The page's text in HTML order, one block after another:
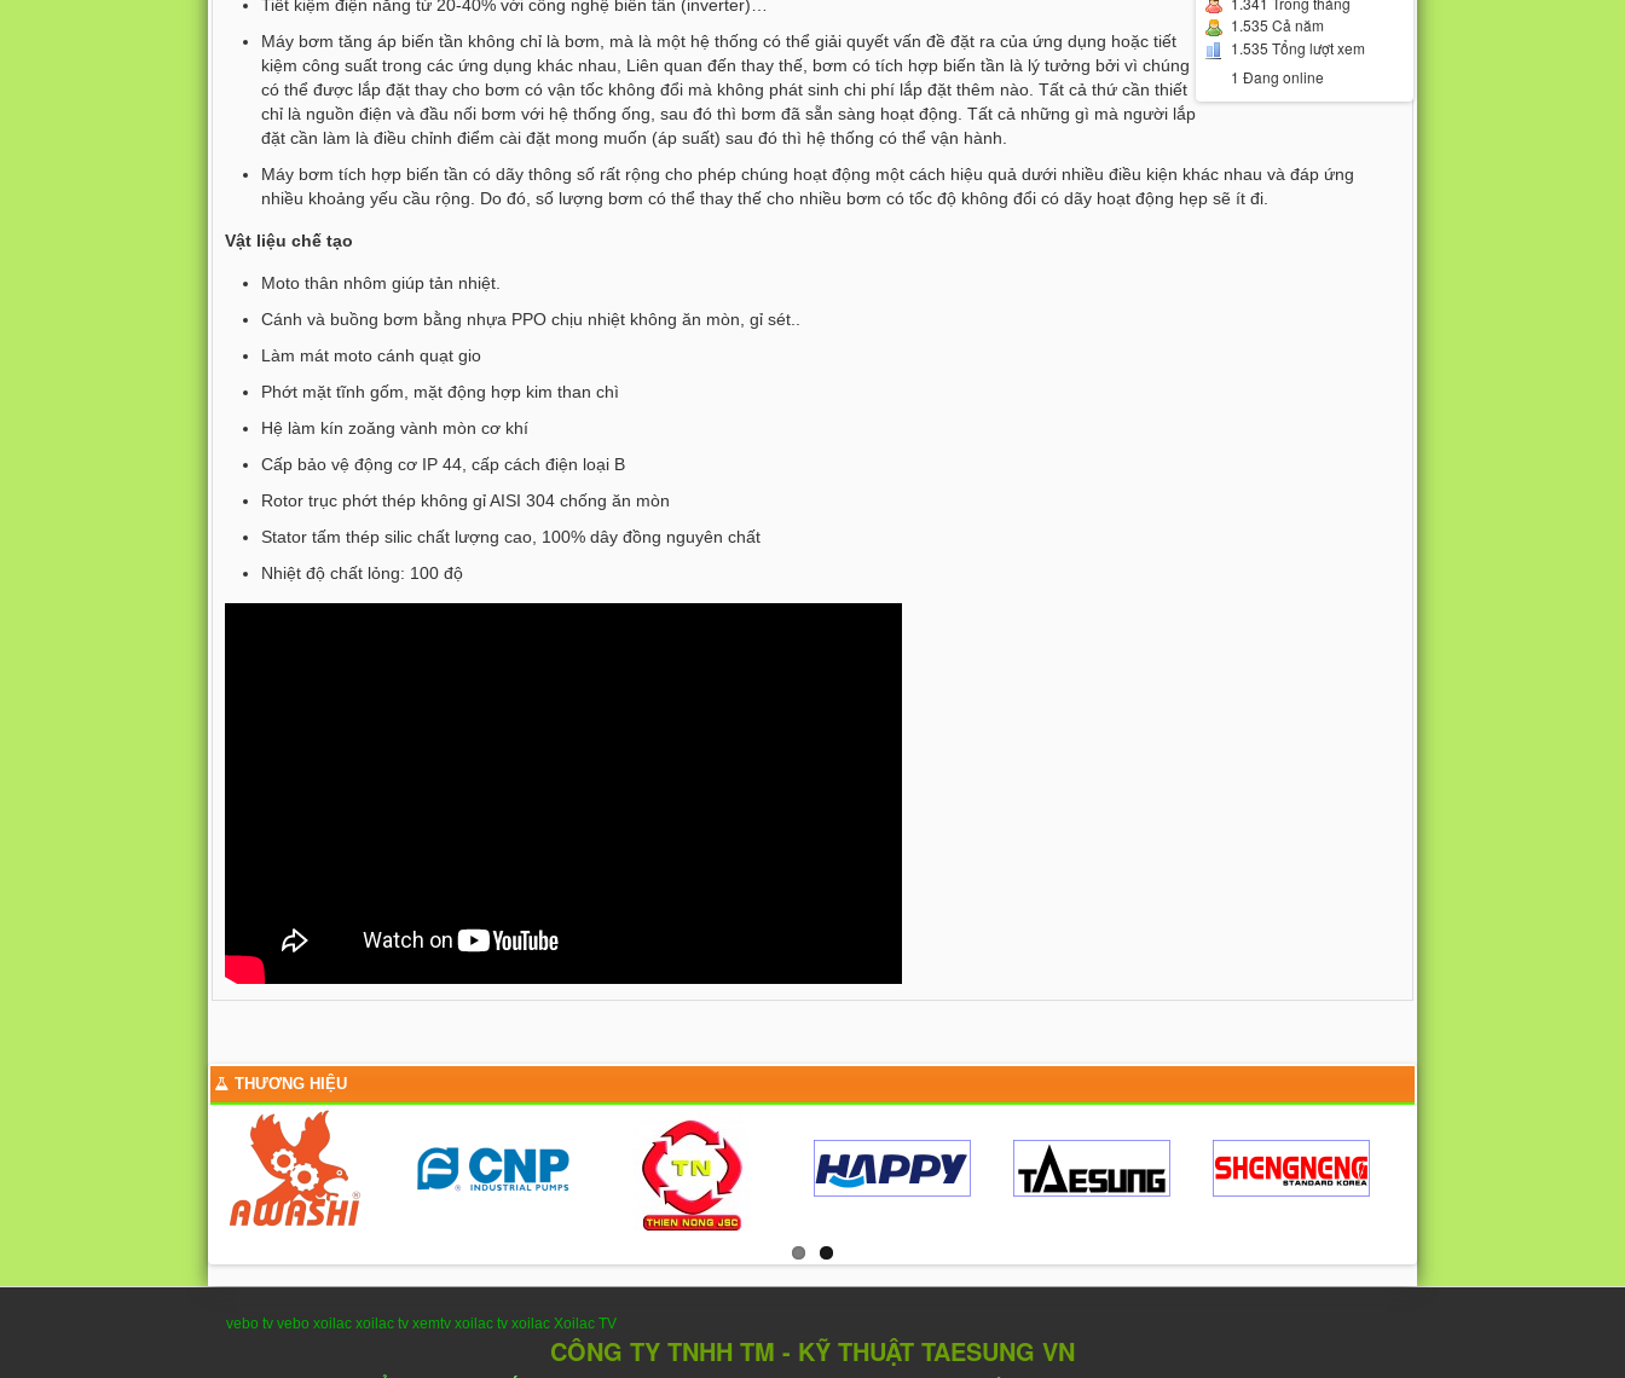
1.535 Cả năm
1.535 Tổng lượt xem
1 Đang online
Tiết kiệm điện năng từ 20-40% với công nghệ biến tần (inverter)…
Máy bơm tăng áp biến tần không chỉ là bơm, mà là một hệ thống có thể giải quyết vấn đề đặt ra của ứng dụng hoặc tiết
kiệm công suất trong các ứng dụng khác nhau, Liên quan đến thay thế, bơm có tích hợp biến tần là lý tưởng bởi vì chúng
có thể được lắp đặt thay cho bơm có vận tốc không đổi mà không phát sinh chi phí lắp đặt thêm nào. Tất cả thứ cần thiết
chỉ là nguồn điện và đầu nối bơm với hệ thống ống, sau đó thì bơm đã sẵn sàng hoạt động. Tất cả những gì mà người lắp
đặt cần làm là điều chỉnh điểm cài đặt mong muốn (áp suất) sau đó thì hệ thống có thể vận hành.
Máy bơm tích hợp biến tần có dãy thông số rất rộng cho phép chúng hoạt động một cách hiệu quả dưới nhiều điều kiện khác nhau và đáp ứng
nhiều khoảng yếu cầu rộng. Do đó, số lượng bơm có thể thay thế cho nhiều bơm có tốc độ không đổi có dãy hoạt động hẹp sẽ ít đi.
Vật liệu chế tạo
Moto thân nhôm giúp tản nhiệt.
Cánh và buồng bơm bằng nhựa PPO chịu nhiệt không ăn mòn, gỉ sét..
Làm mát moto cánh quạt gio
Phớt mặt tĩnh gốm, mặt động hợp kim than chì
Hệ làm kín zoăng vành mòn cơ khí
Cấp bảo vệ động cơ IP 44, cấp cách điện loại B
Rotor trục phớt thép không gỉ AISI 304 chống ăn mòn
Stator tấm thép silic chất lượng cao, 100% dây đồng nguyên chất
Nhiệt độ chất lỏng: 100 độ
THƯƠNG HIỆU
vebo tv vebo xoilac xoilac tv xemtv xoilac tv xoilac Xoilac TV
CÔNG TY TNHH TM - KỸ THUẬT TAESUNG VN